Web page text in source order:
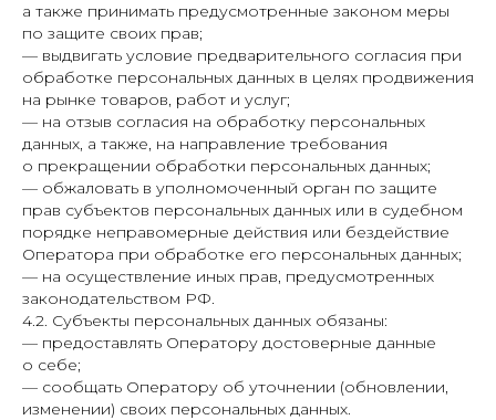
а также принимать предусмотренные законом меры
по защите своих прав;
— выдвигать условие предварительного согласия при
обработке персональных данных в целях продвижения
на рынке товаров, работ и услуг;
— на отзыв согласия на обработку персональных
данных, а также, на направление требования
о прекращении обработки персональных данных;
— обжаловать в уполномоченный орган по защите
прав субъектов персональных данных или в судебном
порядке неправомерные действия или бездействие
Оператора при обработке его персональных данных;
— на осуществление иных прав, предусмотренных
законодательством РФ.
4.2. Субъекты персональных данных обязаны:
— предоставлять Оператору достоверные данные
о себе;
— сообщать Оператору об уточнении (обновлении,
изменении) своих персональных данных.